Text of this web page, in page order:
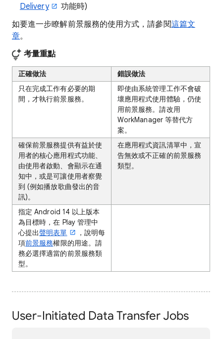
Delivery
功能時)
如要進一步瞭解前景服務的使用方式，請參閱這篇文
章。
考量重點
正確做法
錯誤做法
只在完成工作有必要的期
間，才執行前景服務。
即使由系統管理工作不會破
壞應用程式使用體驗，仍使
用前景服務。請改用
WorkManager 等替代方
案。
確保前景服務提供有益於使
用者的核心應用程式功能、
由使用者啟動、會顯示在通
知中，或是可讓使用者察覺
到 (例如播放歌曲發出的音
訊)。
在應用程式資訊清單中，宣
告無效或不正確的前景服務
類型。
指定 Android 14 以上版本
為目標時，在 Play 管理中
心提出聲明表單
，說明每
項前景服務權限的用途。請
務必選擇適當的前景服務類
型。
User-Initiated Data Transfer Jobs